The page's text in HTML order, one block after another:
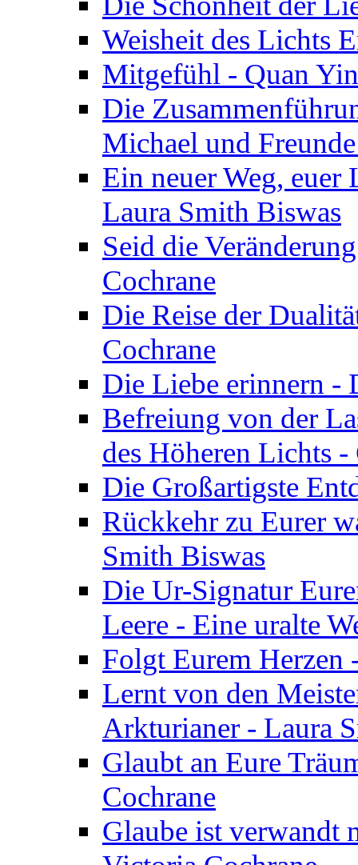
Weisheit des Lichts
Mitgefühl - Quan
Die
Michael und
Ein neuer Weg, euer
Laura Smith Biswas
Seid die
Cochrane
Die Reise der
Cochrane
Die Liebe erinnern -
Befreiung von der
des Höheren Lichts
Die Großartigste
Rückkehr zu Eurer
Smith Biswas
Die Ur-Signatur
Leere - Eine uralte
Folgt Eurem
Lernt von den
Arkturianer - Laura
Glaubt an Eure
Cochrane
Glaube ist verwandt